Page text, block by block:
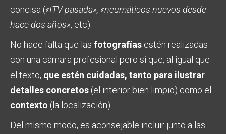
concisa («ITV pasada», «neumáticos nuevos desde
hace dos años», etc).
No hace falta que las fotografías estén realizadas
con una cámara profesional pero sí que, al igual que
el texto, que estén cuidadas, tanto para ilustrar
detalles concretos (el interior bien limpio) como el
contexto (la localización).
Del mismo modo, es aconsejable incluir junto a las